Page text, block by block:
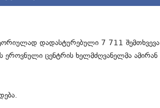
დადასტურებული 7 711 შემთხვევა
ეროვნული ცენტრის ხელმძღვანელმა ამირან